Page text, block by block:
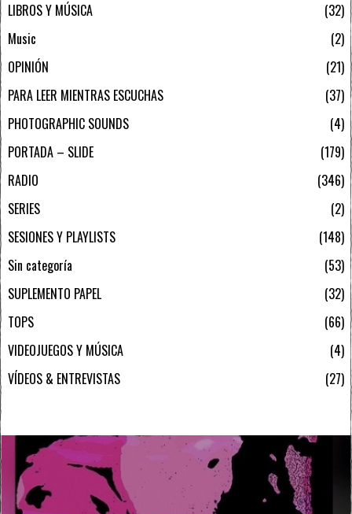
LIBROS Y MÚSICA
32
Music
2
OPINIÓN
21
PARA LEER MIENTRAS ESCUCHAS
37
PHOTOGRAPHIC SOUNDS
4
PORTADA – SLIDE
179
RADIO
346
SERIES
2
SESIONES Y PLAYLISTS
148
Sin categoría
53
SUPLEMENTO PAPEL
32
TOPS
66
VIDEOJUEGOS Y MÚSICA
4
VÍDEOS & ENTREVISTAS
27